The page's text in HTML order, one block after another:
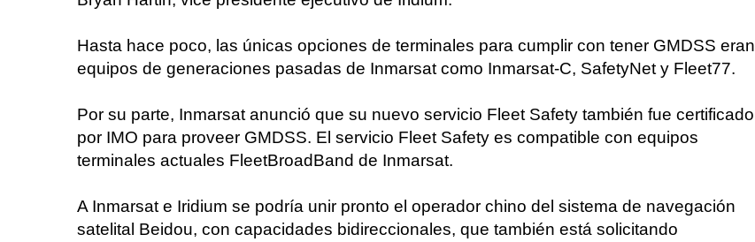
Hasta hace poco, las únicas opciones de terminales para cumplir con tener GMDSS eran
equipos de generaciones pasadas de Inmarsat como Inmarsat-C, SafetyNet y Fleet77.
Por su parte, Inmarsat anunció que su nuevo servicio Fleet Safety también fue certificado
por IMO para proveer GMDSS. El servicio Fleet Safety es compatible con equipos
terminales actuales FleetBroadBand de Inmarsat.
A Inmarsat e Iridium se podría unir pronto el operador chino del sistema de navegación
satelital Beidou, con capacidades bidireccionales, que también está solicitando